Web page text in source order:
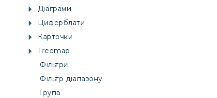
Діаграми
Циферблати
Карточки
Treemap
Фільтри
Фільтр діапазону
Група